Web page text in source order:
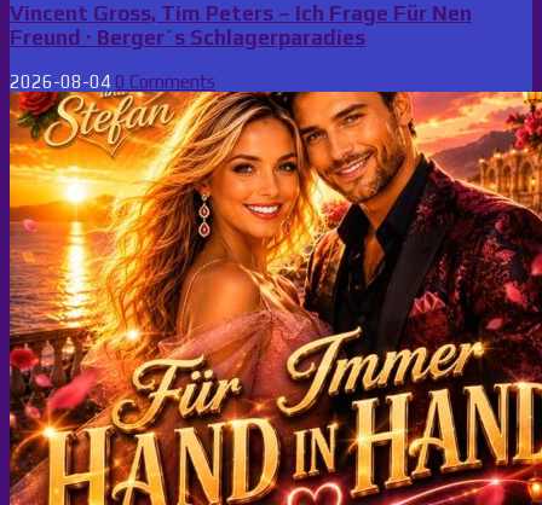
Vincent Gross, Tim Peters – Ich Frage Für Nen
Freund · Berger´s Schlagerparadies
2026-08-04 0 Comments